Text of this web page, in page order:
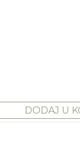
DODAJ U